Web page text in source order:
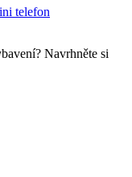
Navrhněte si